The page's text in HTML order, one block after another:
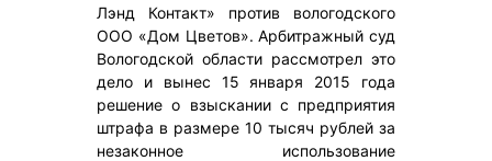
Лэнд Контакт» против вологодского
ООО «Дом Цветов». Арбитражный суд
Вологодской области рассмотрел это
дело и вынес 15 января 2015 года
решение о взыскании с предприятия
штрафа в размере 10 тысяч рублей за
незаконное использование